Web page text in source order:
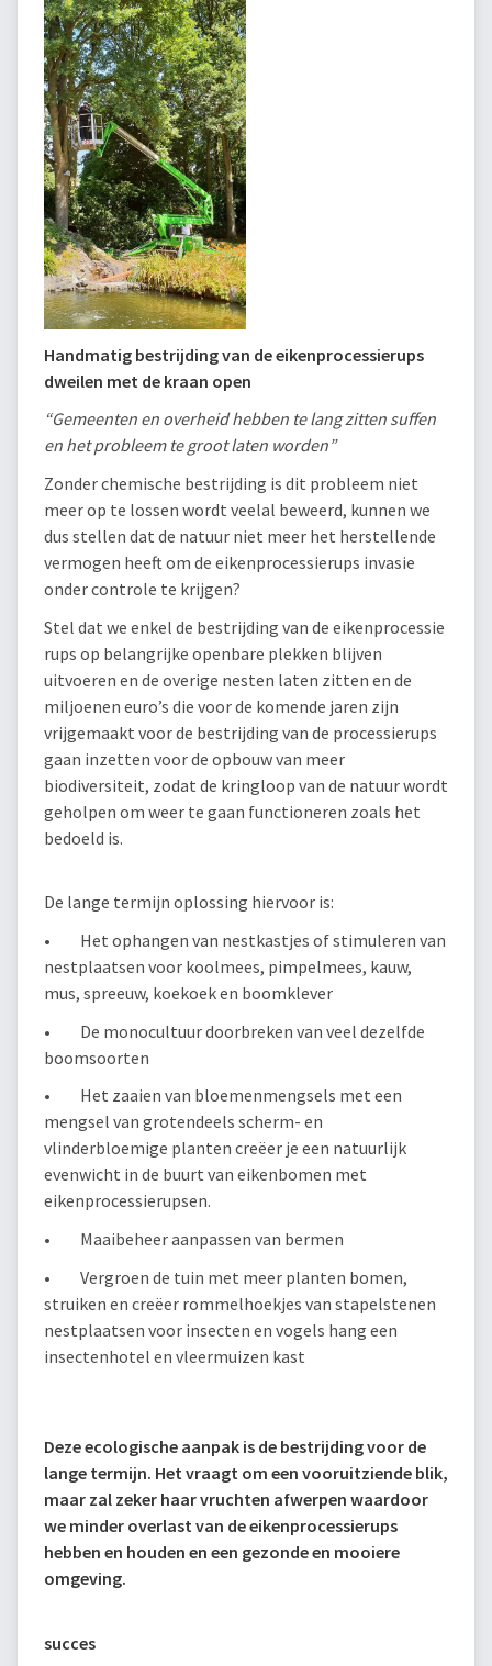
Handmatig bestrijding van de eikenprocessierups
dweilen met de kraan open
“Gemeenten en overheid hebben te lang zitten suffen
en het probleem te groot laten worden”
Zonder chemische bestrijding is dit probleem niet
meer op te lossen wordt veelal beweerd, kunnen we
dus stellen dat de natuur niet meer het herstellende
vermogen heeft om de eikenprocessierups invasie
onder controle te krijgen?
Stel dat we enkel de bestrijding van de eikenprocessie
rups op belangrijke openbare plekken blijven
uitvoeren en de overige nesten laten zitten en de
miljoenen euro’s die voor de komende jaren zijn
vrijgemaakt voor de bestrijding van de processierups
gaan inzetten voor de opbouw van meer
biodiversiteit, zodat de kringloop van de natuur wordt
geholpen om weer te gaan functioneren zoals het
bedoeld is.
De lange termijn oplossing hiervoor is:
• Het ophangen van nestkastjes of stimuleren van
nestplaatsen voor koolmees, pimpelmees, kauw,
mus, spreeuw, koekoek en boomklever
• De monocultuur doorbreken van veel dezelfde
boomsoorten
• Het zaaien van bloemenmengsels met een
mengsel van grotendeels scherm- en
vlinderbloemige planten creëer je een natuurlijk
evenwicht in de buurt van eikenbomen met
eikenprocessierupsen.
• Maaibeheer aanpassen van bermen
• Vergroen de tuin met meer planten bomen,
struiken en creëer rommelhoekjes van stapelstenen
nestplaatsen voor insecten en vogels hang een
insectenhotel en vleermuizen kast
Deze ecologische aanpak is de bestrijding voor de
lange termijn. Het vraagt om een vooruitziende blik,
maar zal zeker haar vruchten afwerpen waardoor
we minder overlast van de eikenprocessierups
hebben en houden en een gezonde en mooiere
omgeving.
succes